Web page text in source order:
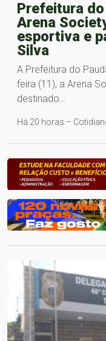
Prefeitura
Arena
esportiva e
Silva
A Prefeitura do
feira (11), a Arena
destinado…
Há 20 horas –